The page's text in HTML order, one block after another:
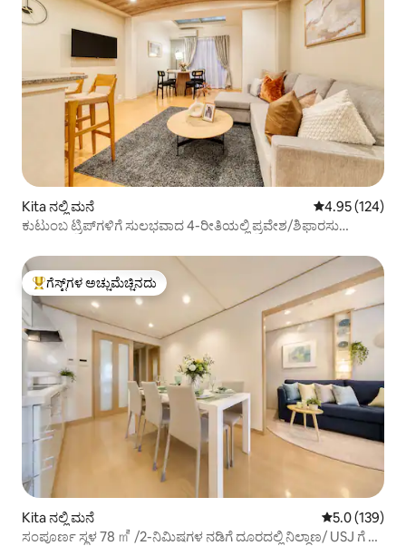
Kita ನಲ್ಲಿ ಮನೆ 5 ರಲ್ಲಿ 4.95
4.95 (124)
ಕುಟುಂಬ ಟ್ರಿಪ್‌ಗಳಿಗೆ ಸುಲಭವಾದ 4-ರೀತಿಯಲ್ಲಿ ಪ್ರವೇಶ/ಶಿಫಾರಸು
ಗೆಸ್ಟ್‌ಗಳಿಗೆ ಅತಿ ಹೆಚ್ಚು ಅಚ್ಚುಮೆಚ್ಚಿನದು
ಗೆಸ್ಟ್‌ಗಳ ಅಚ್ಚುಮೆಚ್ಚಿನದು
Kita ನಲ್ಲಿ ಮನೆ 5 ರಲ್ಲಿ 5.0
5.0 (139)
ಸಂಪೂರ್ಣ ಸ್ಥಳ 78 ㎡ /2-ನಿಮಿಷಗಳ ನಡಿಗೆ ದೂರದಲ್ಲಿ ನಿಲ್ದಾಣ/ USJ ಗೆ 8